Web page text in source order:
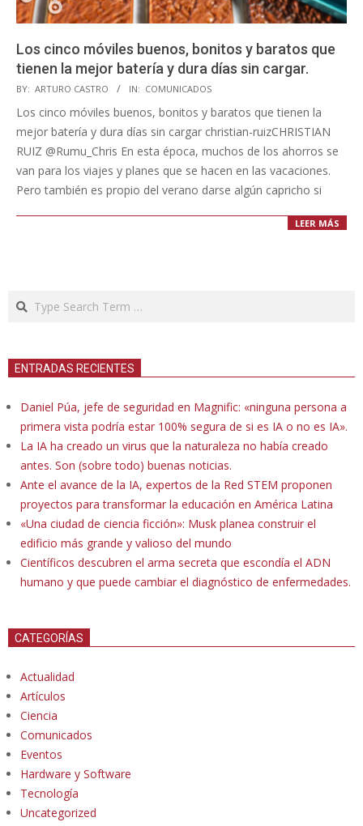
Los cinco móviles buenos, bonitos y baratos que
tienen la mejor batería y dura días sin cargar.
2023-
08-
BY: ARTURO CASTRO IN: COMUNICADOS
Los cinco móviles buenos, bonitos y baratos que tienen la
mejor batería y dura días sin cargar christian-ruizCHRISTIAN
RUIZ @Rumu_Chris En esta época, muchos de los ahorros se
van para los viajes y planes que se hacen en las vacaciones.
Pero también es propio del verano darse algún capricho si
LEER MÁS
Search
ENTRADAS RECIENTES
Daniel Púa, jefe de seguridad en Magnific: «ninguna persona a
primera vista podría estar 100% segura de si es IA o no es IA».
La IA ha creado un virus que la naturaleza no había creado
antes. Son (sobre todo) buenas noticias.
Ante el avance de la IA, expertos de la Red STEM proponen
proyectos para transformar la educación en América Latina
«Una ciudad de ciencia ficción»: Musk planea construir el
edificio más grande y valioso del mundo
Científicos descubren el arma secreta que escondía el ADN
humano y que puede cambiar el diagnóstico de enfermedades.
CATEGORÍAS
Actualidad
Artículos
Ciencia
Comunicados
Eventos
Hardware y Software
Tecnología
Uncategorized